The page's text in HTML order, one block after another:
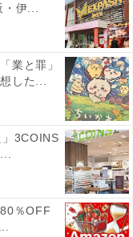
伊...
業と罪」
した...
」3COINS
％OFF